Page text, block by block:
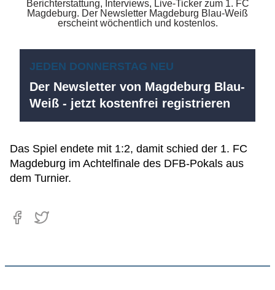
JEDEN DONNERSTAG NEU
Der Newsletter von Magdeburg Blau-
Weiß - jetzt kostenfrei registrieren
Das Spiel endete mit 1:2, damit schied der 1. FC
Magdeburg im Achtelfinale des DFB-Pokals aus
dem Turnier.